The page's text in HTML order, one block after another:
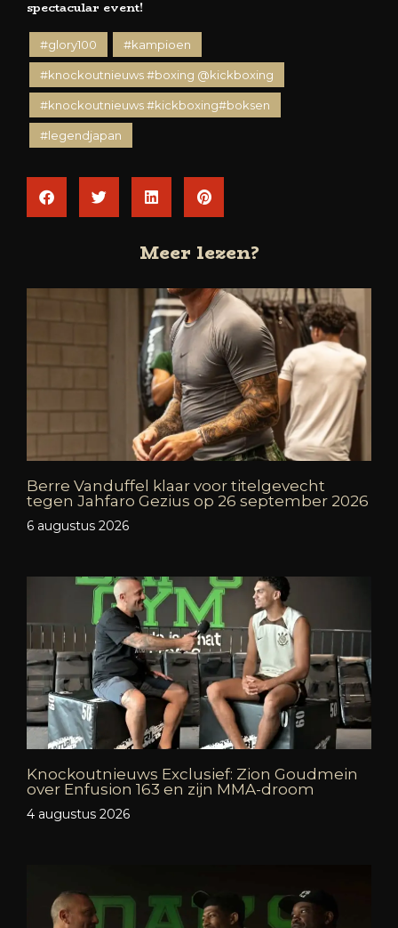
spectacular event!
#glory100 #kampioen
#knockoutnieuws #boxing @kickboxing
#knockoutnieuws #kickboxing#boksen
#legendjapan
Meer lezen?
Berre Vanduffel klaar voor titelgevecht
tegen Jahfaro Gezius op 26 september 2026
6 augustus 2026
Knockoutnieuws Exclusief: Zion Goudmein
over Enfusion 163 en zijn MMA-droom
4 augustus 2026